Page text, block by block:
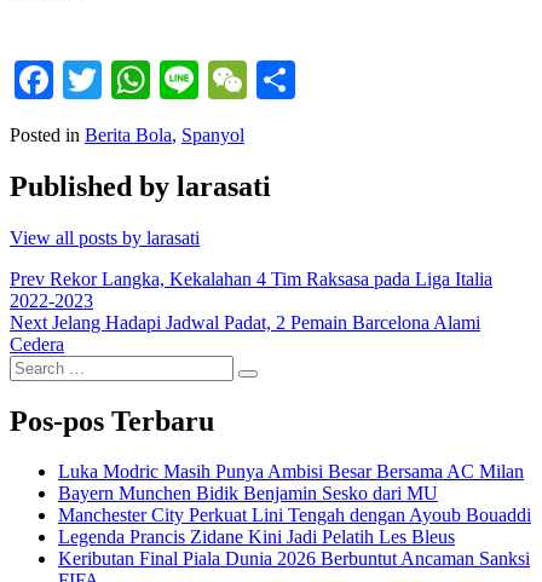
Facebook
TwitterWhatsApp
LineWeChat
Posted in Berita Bola, Spanyol
Published by larasati
View all posts by larasati
Navigasi
pos
Prev Rekor Langka, Kekalahan 4 Tim Raksasa pada Liga Italia
2022-2023
Next Jelang Hadapi Jadwal Padat, 2 Pemain Barcelona Alami
Cedera
Search
for:
Search
Pos-pos Terbaru
Luka Modric Masih Punya Ambisi Besar Bersama AC Milan
Bayern Munchen Bidik Benjamin Sesko dari MU
Manchester City Perkuat Lini Tengah dengan Ayoub Bouaddi
Legenda Prancis Zidane Kini Jadi Pelatih Les Bleus
Keributan Final Piala Dunia 2026 Berbuntut Ancaman Sanksi